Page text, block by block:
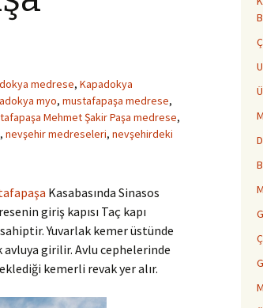
medrese, Kapadokya
myo, mustafapaşa medrese,
Mehmet Şakir Paşa medrese,
, nevşehir medreseleri, nevşehirdeki
Kasabasında Sinasos
giriş kapısı Taç kapı
Yuvarlak kemer üstünde
avluya girilir. Avlu cephelerinde
kemerli revak yer alır.